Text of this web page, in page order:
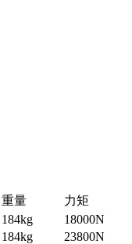
重量 力矩
184kg 18000N
184kg 23800N